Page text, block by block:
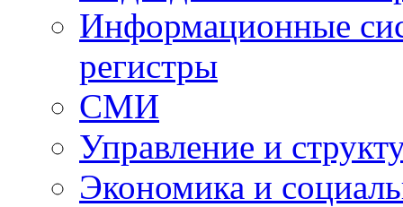
Информационные
регистры
СМИ
Управление и
Экономика и